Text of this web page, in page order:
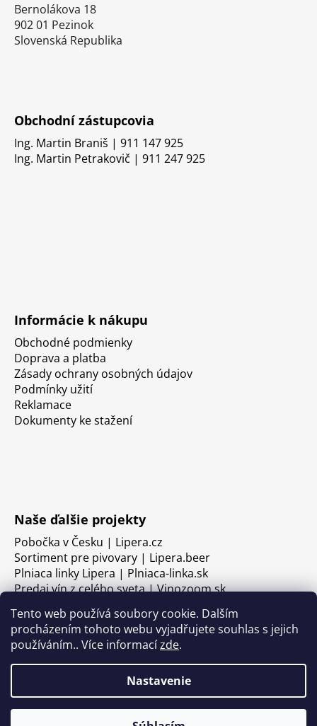
Tento web používá soubory cookie. Dalším
procházením tohoto webu vyjadřujete souhlas s jejich
používáním.. Více informacízde.
Nastavenie
Bernolákova 18
902 01 Pezinok
Slovenská Republika
Obchodní zástupcovia
Ing. Martin Braniš | 911 147 925
Ing. Martin Petrakovič | 911 247 925
Informácie k nákupu
Obchodné podmienky
Doprava a platba
Zásady ochrany osobných údajov
Podmínky užití
Reklamace
Dokumenty ke stažení
Naše ďalšie projekty
Pobočka v Česku | Lipera.cz
Sortiment pre pivovary | Lipera.beer
Plniaca linky Lipera | Plniaca-linka.sk
Predaj vín z celého sveta | Vinozoom.sk